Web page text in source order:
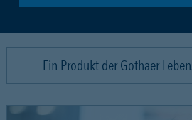
Ein Produkt der Gothaer